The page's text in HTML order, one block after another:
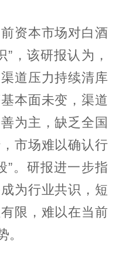
资本市场对白酒
，该研报认为，
道压力持续清库
本面未变，渠道
为主，缺乏全国
市场难以确认行
”。研报进一步指
为行业共识，短
限，难以在当前
。